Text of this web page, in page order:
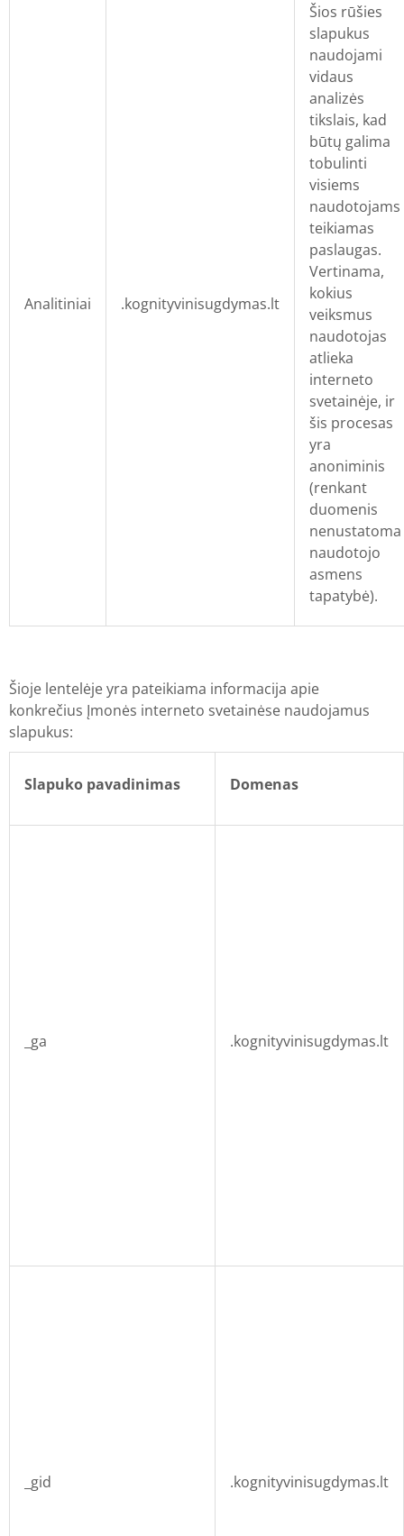
Analitiniai .kognityvinisugdymas.lt
Šios rūšies
slapukus
naudojami
vidaus
analizės
tikslais, kad
būtų galima
tobulinti
visiems
naudotojams
teikiamas
paslaugas.
Vertinama,
kokius
veiksmus
naudotojas
atlieka
interneto
svetainėje, ir
šis procesas
yra
anoniminis
(renkant
duomenis
nenustatoma
naudotojo
asmens
tapatybė).
Šioje lentelėje yra pateikiama informacija apie
konkrečius Įmonės interneto svetainėse naudojamus
slapukus:
Slapuko pavadinimas Domenas
_ga .kognityvinisugdymas.lt
_gid .kognityvinisugdymas.lt